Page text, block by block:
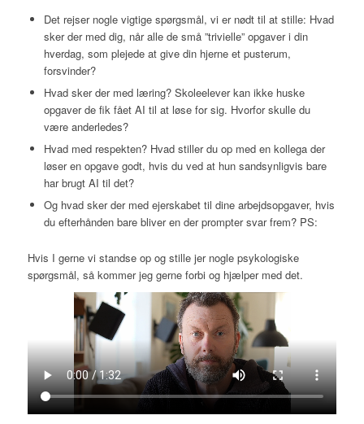
Det rejser nogle vigtige spørgsmål, vi er nødt til at stille: Hvad
sker der med dig, når alle de små ”trivielle” opgaver i din
hverdag, som plejede at give din hjerne et pusterum,
forsvinder?
Hvad sker der med læring? Skoleelever kan ikke huske
opgaver de fik fået AI til at løse for sig. Hvorfor skulle du
være anderledes?
Hvad med respekten? Hvad stiller du op med en kollega der
løser en opgave godt, hvis du ved at hun sandsynligvis bare
har brugt AI til det?
Og hvad sker der med ejerskabet til dine arbejdsopgaver, hvis
du efterhånden bare bliver en der prompter svar frem? PS:
Hvis I gerne vi standse op og stille jer nogle psykologiske
spørgsmål, så kommer jeg gerne forbi og hjælper med det.